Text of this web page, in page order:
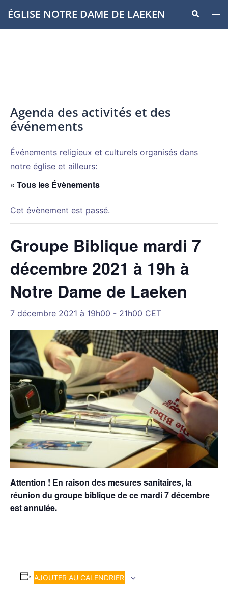
Aller
auÉGLISE NOTRE DAME DE LAEKEN
le
Agenda des activités et des
événements
Événements religieux et culturels organisés dans
notre église et ailleurs:
« Tous les Évènements
Cet évènement est passé.
Groupe Biblique mardi 7
décembre 2021 à 19h à
Notre Dame de Laeken
7 décembre 2021 à 19h00 - 21h00 CET
Attention ! En raison des mesures sanitaires, la
réunion du groupe biblique de ce mardi 7 décembre
est annulée.
AJOUTER AU CALENDRIER